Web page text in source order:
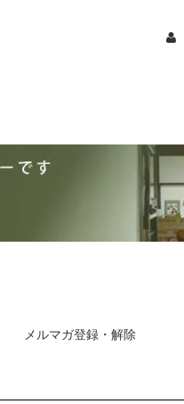
メルマガ登録・解除